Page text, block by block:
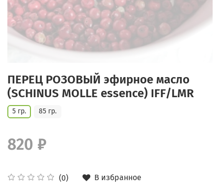
ПЕРЕЦ РОЗОВЫЙ эфирное масло
(SCHINUS MOLLE essence) IFF/LMR
(0)
В избранное
5 гр. 85 гр.
820 ₽